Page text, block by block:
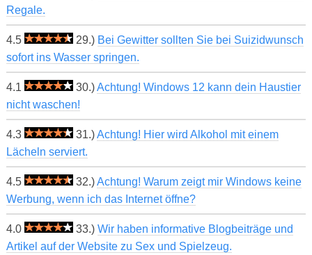
Regale.
4.5 29.) Bei Gewitter sollten Sie bei Suizidwunsch
sofort ins Wasser springen.
4.1 30.)Achtung! Windows 12 kann dein Haustier
nicht waschen!
4.3 31.)Achtung! Hier wird Alkohol mit einem
Lächeln serviert.
4.5 32.)Achtung! Warum zeigt mir Windows keine
Werbung, wenn ich das Internet öffne?
4.0 33.) Wir haben informative Blogbeiträge und
Artikel auf der Website zu Sex und Spielzeug.